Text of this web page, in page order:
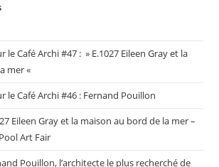
le Café Archi #47 : » E.1027 Eileen Gray et la
mer «
le Café Archi #46 : Fernand Pouillon
Eileen Gray et la maison au bord de la mer –
Art Fair
Pouillon, l’architecte le plus recherché de